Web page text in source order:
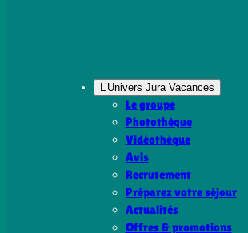
L’Univers Jura Vacances
Le groupe
Photothèque
Vidéothèque
Avis
Recrutement
Préparez votre séjour
Actualités
Offres & promotions